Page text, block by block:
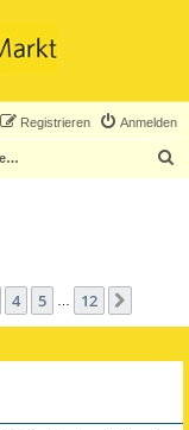
Anmelden
Registrieren
Unbeantwortete Themen
124 5 12